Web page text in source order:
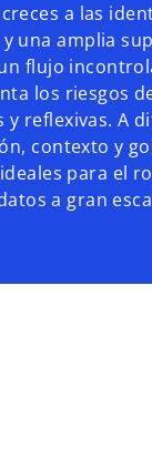
a las
una amplia
flujo
los riesgos
reflexivas. A
contexto y
para el
a gran